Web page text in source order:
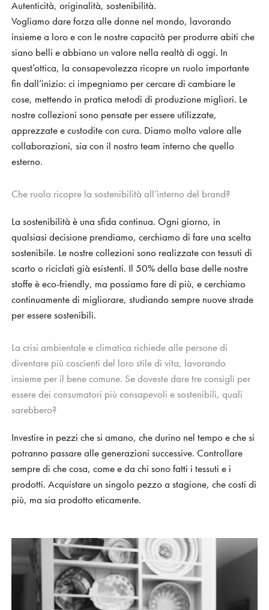
Autenticità, originalità, sostenibilità.
Vogliamo dare forza alle donne nel mondo, lavorando
insieme a loro e con le nostre capacità per produrre abiti che
siano belli e abbiano un valore nella realtà di oggi. In
quest’ottica, la consapevolezza ricopre un ruolo importante
fin dall’inizio: ci impegniamo per cercare di cambiare le
cose, mettendo in pratica metodi di produzione migliori. Le
nostre collezioni sono pensate per essere utilizzate,
apprezzate e custodite con cura. Diamo molto valore alle
collaborazioni, sia con il nostro team interno che quello
esterno.
Che ruolo ricopre la sostenibilità all’interno del brand?
La sostenibilità è una sfida continua. Ogni giorno, in
qualsiasi decisione prendiamo, cerchiamo di fare una scelta
sostenibile. Le nostre collezioni sono realizzate con tessuti di
scarto o riciclati già esistenti. Il 50% della base delle nostre
stoffe è eco-friendly, ma possiamo fare di più, e cerchiamo
continuamente di migliorare, studiando sempre nuove strade
per essere sostenibili.
La crisi ambientale e climatica richiede alle persone di
diventare più coscienti del loro stile di vita, lavorando
insieme per il bene comune. Se doveste dare tre consigli per
essere dei consumatori più consapevoli e sostenibili, quali
sarebbero?
Investire in pezzi che si amano, che durino nel tempo e che si
potranno passare alle generazioni successive. Controllare
sempre di che cosa, come e da chi sono fatti i tessuti e i
prodotti. Acquistare un singolo pezzo a stagione, che costi di
più, ma sia prodotto eticamente.